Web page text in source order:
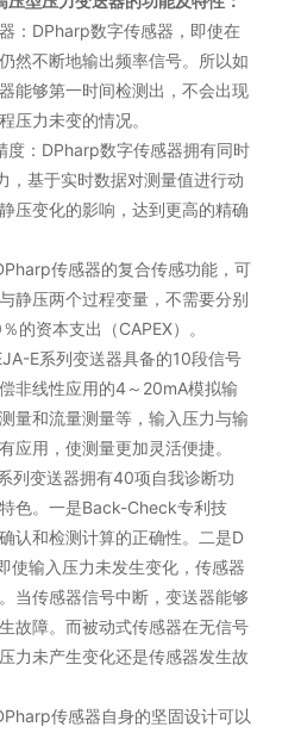
DPharp数字传感器，即使在
然不断地输出频率信号。所以如
能够第一时间检测出，不会出现
压力未变的情况。
：DPharp数字传感器拥有同时
，基于实时数据对测量值进行动
压变化的影响，达到更高的精确
传感器的复合传感功能，可
静压两个过程变量，不需要分别
的资本支出（CAPEX）。
E系列变送器具备的10段信号
非线性应用的4～20mA模拟输
量和流量测量等，输入压力与输
应用，使测量更加灵活便捷。
变送器拥有40项自我诊断功
色。一是Back-Check专利技
认和检测计算的正确性。二是D
使输入压力未发生变化，传感器
当传感器信号中断，变送器能够
故障。而被动式传感器在无信号
力未产生变化还是传感器发生故
传感器自身的坚固设计可以